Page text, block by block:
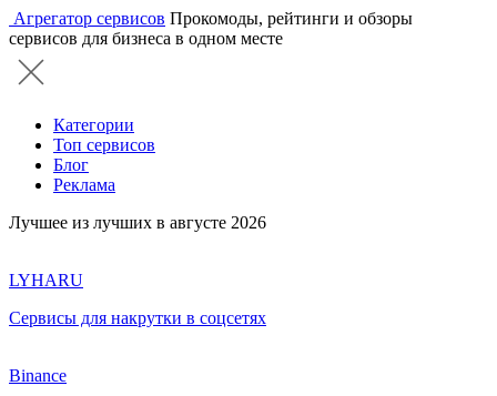
Агрегатор сервисов Прокомоды, рейтинги и обзоры
сервисов для бизнеса в одном месте
Категории
Топ сервисов
Блог
Реклама
Лучшее из лучших в августе 2026
LYHARU
Сервисы для накрутки в соцсетях
Binance